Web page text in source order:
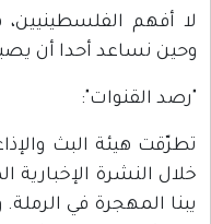
لا أفهم
وحين نساعد أحدا أن
"رصد القنوات":
تطرّقت هيئة البث
خلال النشرة الإخبارية
يبنا المهجرة في